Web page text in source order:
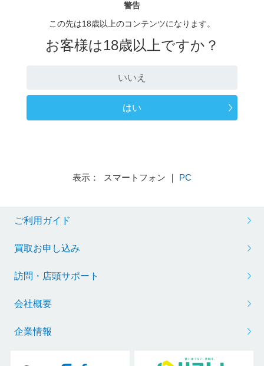
警告
この先は18歳以上のコンテンツになります。
お客様は18歳以上ですか？
いいえ
はい
表示： スマートフォン ｜ PC
ご利用ガイド
買取お申し込み
訪問・店頭サポート
会社概要
企業情報